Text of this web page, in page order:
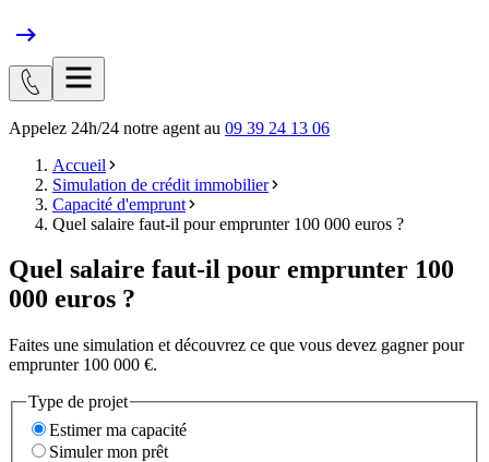
Appelez 24h/24 notre agent au 09 39 24 13 06
Accueil
Simulation de crédit immobilier
Capacité d'emprunt
Quel salaire faut-il pour emprunter 100 000 euros ?
Quel salaire faut-il pour emprunter 100
000 euros ?
Faites une simulation et découvrez ce que vous devez gagner pour
emprunter 100 000 €.
Type de projet
Estimer ma capacité
Simuler mon prêt